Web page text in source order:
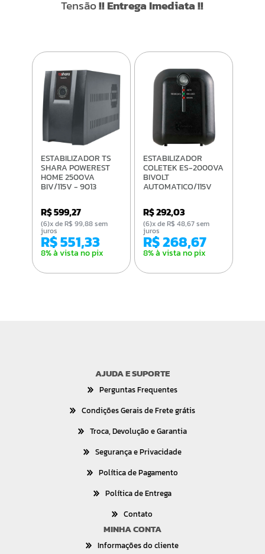
Tensão!! Entrega Imediata !!
ESTABILIZADOR TS
SHARA POWEREST
HOME 2500VA
BIV/115V - 9013
R$ 599,27
R$ 551,33
8% à vista no pix
(6)x de R$ 99,88 sem
juros
ESTABILIZADOR
COLETEK ES-2000VA
BIVOLT
AUTOMATICO/115V
R$ 292,03
R$ 268,67
8% à vista no pix
(6)x de R$ 48,67 sem
juros
AJUDA E SUPORTE
Perguntas Frequentes
Condições Gerais de Frete grátis
Troca, Devolução e Garantia
Segurança e Privacidade
Política de Pagamento
Política de Entrega
Contato
MINHA CONTA
Informações do cliente